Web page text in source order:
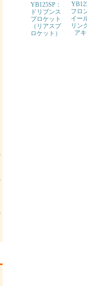
YB125SP：
ドリブンス
プロケット
（リアスプ
ロケット）
フロ
イー
リン
ア